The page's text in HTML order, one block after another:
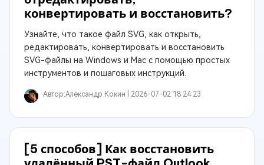
конвертировать и восстановить?
Узнайте, что такое файл SVG, как открыть,
редактировать, конвертировать и восстановить
SVG-файлы на Windows и Mac с помощью простых
инструментов и пошаговых инструкций.
Автор:Александр Кокин | 2026-07-02 18:24:23
[5 способов] Как восстановить